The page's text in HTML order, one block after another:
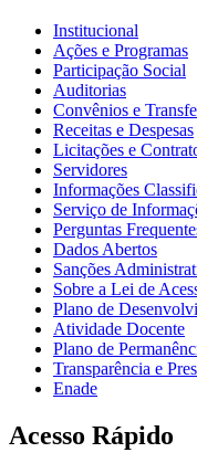
Institucional
Ações e Programas
Participação Social
Auditorias
Convênios e
Receitas e Despesas
Licitações e
Servidores
Informações
Serviço de
Perguntas
Dados Abertos
Sanções
Sobre a Lei de
Plano de
Atividade Docente
Plano de
Transparência e
Enade
Acesso Rápido